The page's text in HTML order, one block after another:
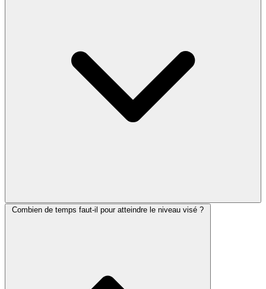
Combien de temps faut-il pour atteindre le niveau visé ?